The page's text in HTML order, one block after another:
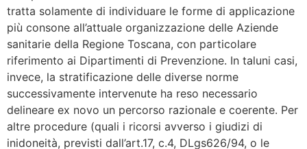
tratta solamente di individuare le forme di applicazione
più consone all’attuale organizzazione delle Aziende
sanitarie della Regione Toscana, con particolare
riferimento ai Dipartimenti di Prevenzione. In taluni casi,
invece, la stratificazione delle diverse norme
successivamente intervenute ha reso necessario
delineare ex novo un percorso razionale e coerente. Per
altre procedure (quali i ricorsi avverso i giudizi di
inidoneità, previsti dall’art.17, c.4, DLgs626/94, o le